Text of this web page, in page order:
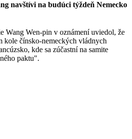
navštívi na budúci týždeň Nemecko
Wang Wen-pin v oznámení uviedol, že
kole čínsko-nemeckých vládnych
kde sa zúčastní na samite
paktu".